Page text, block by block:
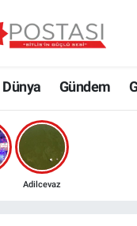
Dünya Gündem
Adilcevaz
Haritası
Durumu ve Fikstür